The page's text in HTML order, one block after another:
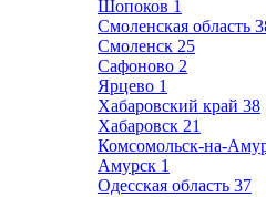
Шопоков 1
Смоленская область
Смоленск 25
Сафоново 2
Ярцево 1
Хабаровский край 38
Хабаровск 21
Комсомольск-на-
Амурск 1
Одесская область 37